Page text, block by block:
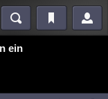
ein